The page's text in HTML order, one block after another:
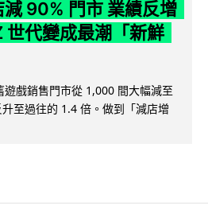
減 90% 門市 業績反增
世代變成最潮「新鮮
遊戲銷售門市從 1,000 間大幅減至
至過往的 1.4 倍。做到「減店增